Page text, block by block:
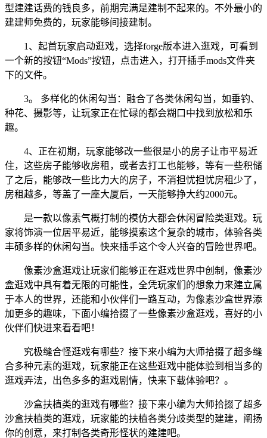
型建建话费的钱良多，前期完满是建制不起来的。不外最小的
建建师免费的，玩家能够间接建制。
1、起首玩家启动逛戏，选择forge版本进入逛戏，可看到
一个新的按钮“Mods”按钮，点击进入，打开插手mods文件夹
下的文件。
3。 多样化的休闲勾当：融合了各类休闲勾当，如垂钓、
种花、摄影等，让玩家正在忙碌的都会糊口中找到放松和乐
趣。
4、正在初期，玩家能够改一些很是小的房子让市平易近
住，这些房子能够收房租，或者去打工也能够，等有一些积储
了之后，能够改一些比力大的房子，不消担忧担忧房租少了，
房租越多，等盖了一座大厦后，一天能够挣大约2000元。
是一款以像素气概打制的模仿大都会休闲冒险类逛戏。玩
家将饰演一位居平易近，能够摸索这个复杂的城市，体验各类
丰硕多样的休闲勾当。快来插手这个令人兴奋的冒险世界吧。
像素沙盒逛戏让玩家们能够正在逛戏世界中创制，像素沙
盒逛戏中具有着无限的可能性，全凭玩家们的想象力来建立属
于本人的世界，还能和小伙伴们一路互动，为像素沙盒世界添
加更多的趣味，下面小编拾掇了一些像素沙盒逛戏，喜好的小
伙伴们快进来看看吧！
究极缝合怪逛戏有哪些？接下来小编为大师拾掇了超多缝
合多种元素的逛戏，玩家能正在这些逛戏中能体验到相当多的
逛戏弄法，出色多多的逛戏剧情，快来下载体验吧？。
沙盒扶植类的逛戏有哪些？接下来小编为大师拾掇了超多
沙盒扶植类的逛戏，玩家能的扶植各类分歧类型的建建，阐扬
你的创意，来打制各类奇形怪状的建建吧。